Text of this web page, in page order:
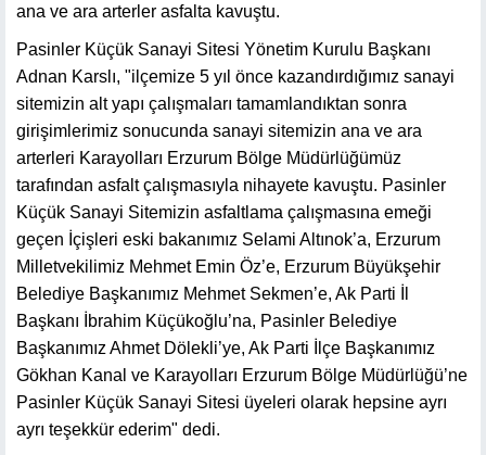
ana ve ara arterler asfalta kavuştu.
Pasinler Küçük Sanayi Sitesi Yönetim Kurulu Başkanı
Adnan Karslı, "ilçemize 5 yıl önce kazandırdığımız sanayi
sitemizin alt yapı çalışmaları tamamlandıktan sonra
girişimlerimiz sonucunda sanayi sitemizin ana ve ara
arterleri Karayolları Erzurum Bölge Müdürlüğümüz
tarafından asfalt çalışmasıyla nihayete kavuştu. Pasinler
Küçük Sanayi Sitemizin asfaltlama çalışmasına emeği
geçen İçişleri eski bakanımız Selami Altınok’a, Erzurum
Milletvekilimiz Mehmet Emin Öz’e, Erzurum Büyükşehir
Belediye Başkanımız Mehmet Sekmen’e, Ak Parti İl
Başkanı İbrahim Küçükoğlu’na, Pasinler Belediye
Başkanımız Ahmet Dölekli’ye, Ak Parti İlçe Başkanımız
Gökhan Kanal ve Karayolları Erzurum Bölge Müdürlüğü’ne
Pasinler Küçük Sanayi Sitesi üyeleri olarak hepsine ayrı
ayrı teşekkür ederim" dedi.